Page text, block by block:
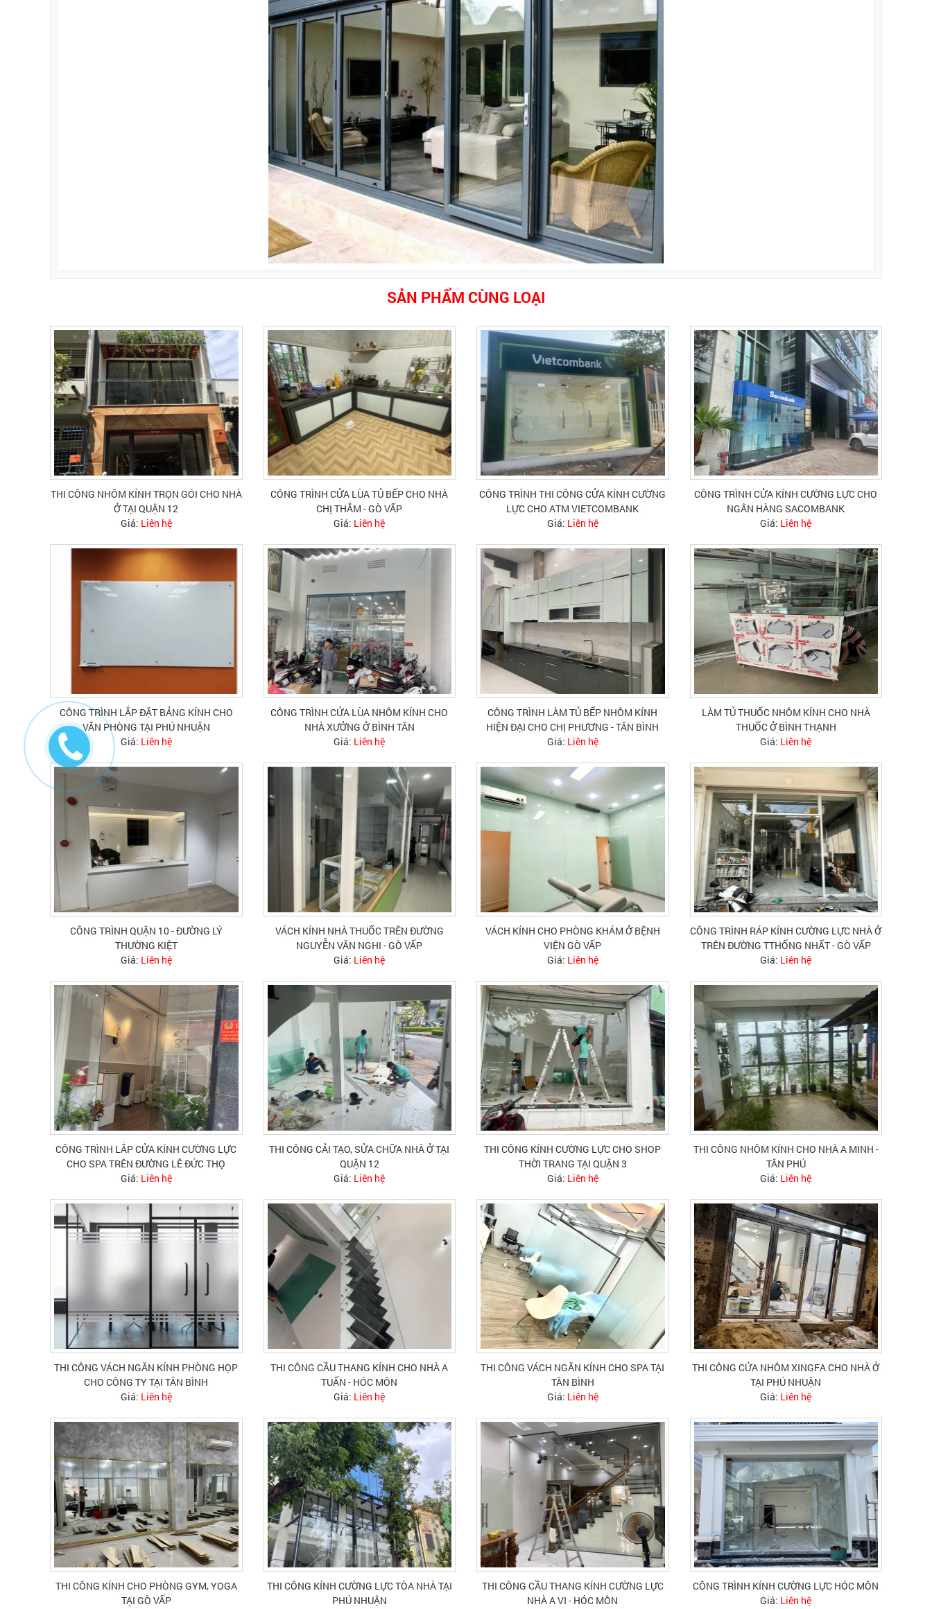
SẢN PHẨM CÙNG LOẠI
THI CÔNG NHÔM KÍNH TRỌN GÓI CHO NHÀ
Ở TẠI QUẬN 12
Giá: Liên hệ
CÔNG TRÌNH CỬA LÙA TỦ BẾP CHO NHÀ
CHỊ THẮM - GÒ VẤP
Giá: Liên hệ
CÔNG TRÌNH THI CÔNG CỬA KÍNH CƯỜNG
LỰC CHO ATM VIETCOMBANK
Giá: Liên hệ
CÔNG TRÌNH CỬA KÍNH CƯỜNG LỰC CHO
NGÂN HÀNG SACOMBANK
Giá: Liên hệ
CÔNG TRÌNH LẮP ĐẶT BẢNG KÍNH CHO
VĂN PHÒNG TẠI PHÚ NHUẬN
Giá: Liên hệ
CÔNG TRÌNH CỬA LÙA NHÔM KÍNH CHO
NHÀ XƯỞNG Ở BÌNH TÂN
Giá: Liên hệ
CÔNG TRÌNH LÀM TỦ BẾP NHÔM KÍNH
HIỆN ĐẠI CHO CHỊ PHƯƠNG - TÂN BÌNH
Giá: Liên hệ
LÀM TỦ THUỐC NHÔM KÍNH CHO NHÀ
THUỐC Ở BÌNH THẠNH
Giá: Liên hệ
CÔNG TRÌNH QUẬN 10 - ĐƯỜNG LÝ
THƯỜNG KIỆT
Giá: Liên hệ
VÁCH KÍNH NHÀ THUỐC TRÊN ĐƯỜNG
NGUYỄN VĂN NGHI - GÒ VẤP
Giá: Liên hệ
VÁCH KÍNH CHO PHÒNG KHÁM Ở BỆNH
VIỆN GÒ VẤP
Giá: Liên hệ
CÔNG TRÌNH RÁP KÍNH CƯỜNG LỰC NHÀ Ở
TRÊN ĐƯỜNG TTHỐNG NHẤT - GÒ VẤP
Giá: Liên hệ
CÔNG TRÌNH LẮP CỬA KÍNH CƯỜNG LỰC
CHO SPA TRÊN ĐƯỜNG LÊ ĐỨC THỌ
Giá: Liên hệ
THI CÔNG CẢI TẠO, SỬA CHỮA NHÀ Ở TẠI
QUẬN 12
Giá: Liên hệ
THI CÔNG KÍNH CƯỜNG LỰC CHO SHOP
THỜI TRANG TẠI QUẬN 3
Giá: Liên hệ
THI CÔNG NHÔM KÍNH CHO NHÀ A MINH -
TÂN PHÚ
Giá: Liên hệ
THI CÔNG VÁCH NGĂN KÍNH PHÒNG HỌP
CHO CÔNG TY TẠI TÂN BÌNH
Giá: Liên hệ
THI CÔNG CẦU THANG KÍNH CHO NHÀ A
TUẤN - HÓC MÔN
Giá: Liên hệ
THI CÔNG VÁCH NGĂN KÍNH CHO SPA TẠI
TÂN BÌNH
Giá: Liên hệ
THI CÔNG CỬA NHÔM XINGFA CHO NHÀ Ở
TẠI PHÚ NHUẬN
Giá: Liên hệ
THI CÔNG KÍNH CHO PHÒNG GYM, YOGA
TẠI GÒ VẤP
THI CÔNG KÍNH CƯỜNG LỰC TÒA NHÀ TẠI
PHÚ NHUẬN
THI CÔNG CẦU THANG KÍNH CƯỜNG LỰC
NHÀ A VI - HÓC MÔN
CÔNG TRÌNH KÍNH CƯỜNG LỰC HÓC MÔN
Giá: Liên hệ